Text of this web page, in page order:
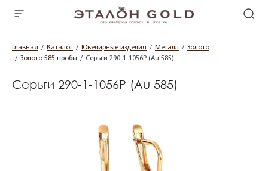
Главная Каталог Ювелирные изделия Металл
Золото
Золото 585 пробы
Серьги 290-1-1056Р (Au 585)
Серьги 290-1-1056Р (Au 585)